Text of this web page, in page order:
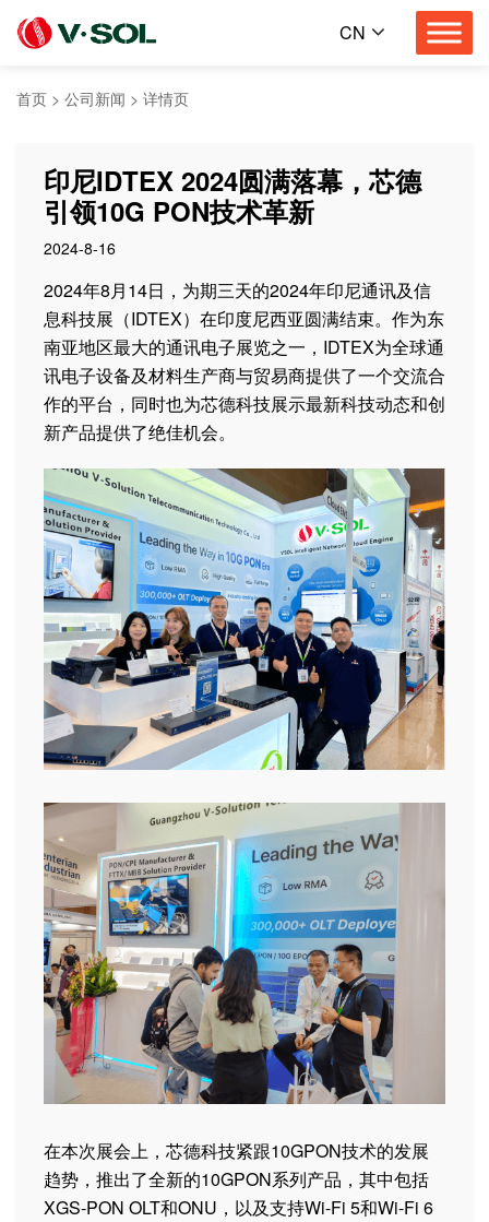
CN
首页 > 公司新闻 > 详情页
印尼IDTEX 2024圆满落幕，芯德
引领10G PON技术革新
2024-8-16
2024年8月14日，为期三天的2024年印尼通讯及信
息科技展（IDTEX）在印度尼西亚圆满结束。作为东
南亚地区最大的通讯电子展览之一，IDTEX为全球通
讯电子设备及材料生产商与贸易商提供了一个交流合
作的平台，同时也为芯德科技展示最新科技动态和创
新产品提供了绝佳机会。
在本次展会上，芯德科技紧跟10GPON技术的发展
趋势，推出了全新的10GPON系列产品，其中包括
XGS-PON OLT和ONU，以及支持Wi-Fi 5和Wi-Fi 6